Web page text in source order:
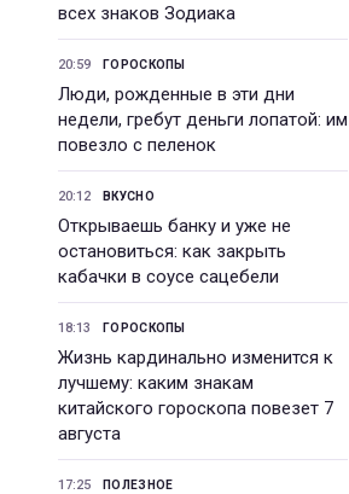
всех знаков Зодиака
20:59 ГОРОСКОПЫ
Люди, рожденные в эти дни
недели, гребут деньги лопатой: им
повезло с пеленок
20:12 ВКУСНО
Открываешь банку и уже не
остановиться: как закрыть
кабачки в соусе сацебели
18:13 ГОРОСКОПЫ
Жизнь кардинально изменится к
лучшему: каким знакам
китайского гороскопа повезет 7
августа
17:25 ПОЛЕЗНОЕ